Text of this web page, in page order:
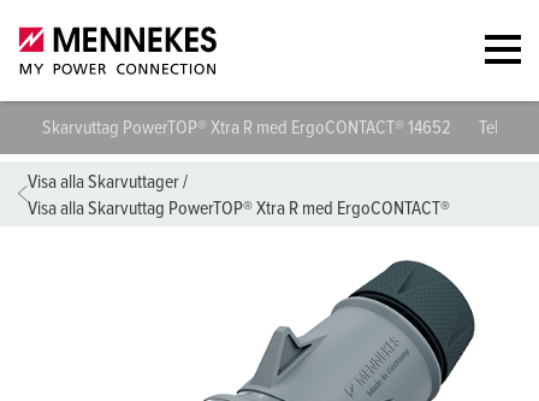
Skarvuttag PowerTOP® Xtra R med ErgoCONTACT® 14652
Visa alla Skarvuttager/
Visa alla Skarvuttag PowerTOP® Xtra R med ErgoCONTACT®